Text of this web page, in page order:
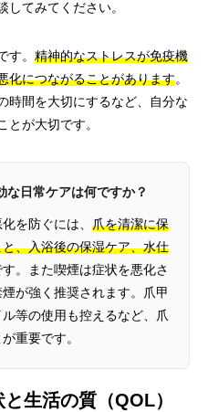
てみてください。
す。 精神的なストレスが免疫機
化につながることがあります。
時間を大切にするなど、自分な
とが大切です。
な日常ケアは何ですか？
を防ぐには、 爪を清潔に保
、入浴後の保湿ケア、水仕
。また喫煙は症状を悪化さ
が強く推奨されます。爪甲
等の使用も控えるなど、爪
重要です。
生活の質（QOL）